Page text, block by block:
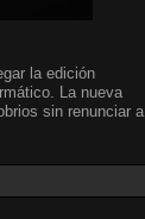
la edición
La nueva
sin renunciar a